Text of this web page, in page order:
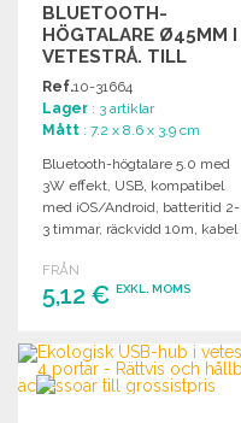
BLUETOOTH-
HÖGTALARE Ø45MM I
VETESTRÅ. TILL
GROSSISTPRIS
Ref.10-31664
Lager : 3 artiklar
Mått : 7.2 x 8.6 x 3.9 cm
Bluetooth-högtalare 5.0 med
3W effekt, USB, kompatibel
med iOS/Android, batteritid 2-
3 timmar, räckvidd 10m, kabel
FRÅN
5,12 € EXKL. MOMS
BESTÄLL
Begär offert